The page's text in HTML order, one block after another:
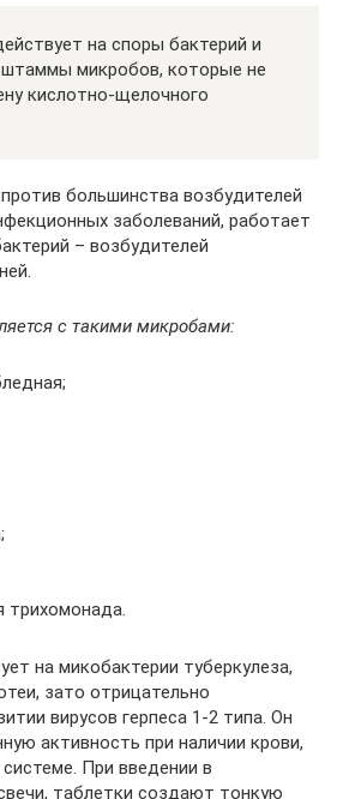
на споры бактерий и
микробов, которые не
кислотно-щелочного
большинства возбудителей
заболеваний, работает
– возбудителей
с такими микробами:
трихомонада.
на микобактерии туберкулеза,
зато отрицательно
вирусов герпеса 1-2 типа. Он
активность при наличии крови,
При введении в
таблетки создают тонкую